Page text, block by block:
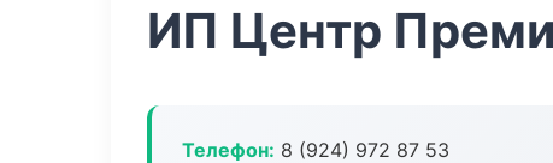
ИП Центр
Телефон: 8 (924) 972 87 53